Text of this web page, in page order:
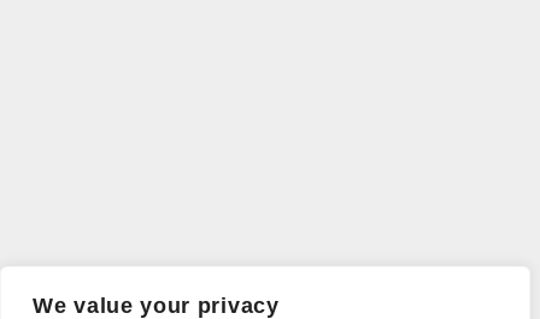
We value your privacy